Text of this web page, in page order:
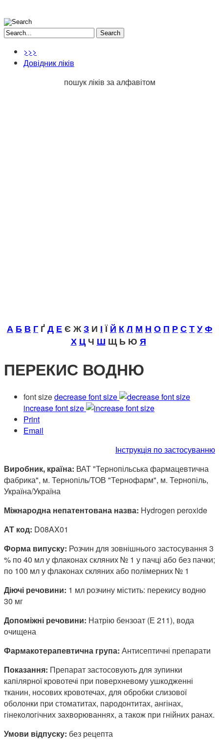
Search
>>>
Довідник ліків
пошук ліків за алфавітом
А Б В Г ҐД ЕЄ ЖЗ И ІЇЙ КЛ М Н О П РСТУФ
Х ЦЧ Ш Щ Ь Ю Я
ПЕРЕКИС ВОДНЮ
font sizedecrease font size
increase font size
Print
Email
Інструкція по застосуванню
Виробник, країна: ВАТ "Тернопільська фармацевтична
фабрика", м. Тернопіль/ТОВ "Тернофарм", м. Тернопіль,
Україна/Україна
Міжнародна непатентована назва: Hydrogen peroxide
АТ код: D08AX01
Форма випуску: Розчин для зовнішнього застосування 3
% по 40 мл у флаконах скляних № 1 у пачці або без пачки;
по 100 мл у флаконах скляних або полімерних № 1
Діючі речовини: 1 мл розчину містить: перекису водню
30 мг
Допоміжні речовини: Натрію бензоат (Е 211), вода
очищена
Фармакотерапевтична група: Антисептичні препарати
Показання: Препарат застосовують для зупинки
капілярної кровотечі при поверхневому ушкодженні
тканин, носових кровотечах, для обробки слизової
оболонки при стоматитах, пародонтитах, ангінах,
гінекологічних захворюваннях, а також при гнійних ранах.
Умови відпуску: без рецепта